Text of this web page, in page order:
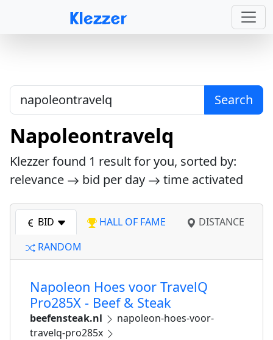
Search
Napoleontravelq
Klezzer found 1 result for you, sorted by:
relevance
bid per day time activated
BID HALL OF FAME
DISTANCE
RANDOM
Napoleon Hoes voor TravelQ
Pro285X - Beef & Steak
beefensteak.nl
napoleon-hoes-voor-
travelq-pro285x